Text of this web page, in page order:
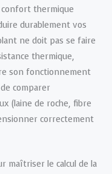
thermique
durablement vos
ne doit pas se faire
thermique,
son fonctionnement
comparer
(laine de roche, fibre
correctement
maîtriser le calcul de la